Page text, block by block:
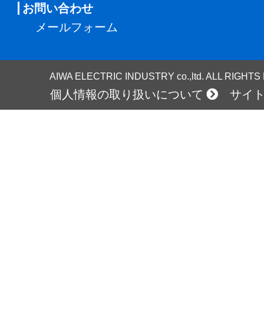
お問い合わせ
メールフォーム
AIWA ELECTRIC INDUSTRY co.,ltd. ALL
個人情報の取り扱いについて サイ